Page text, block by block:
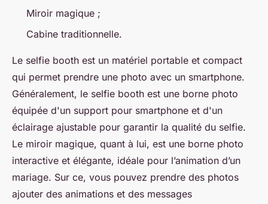
Miroir magique ;
Cabine traditionnelle.
Le selfie booth est un matériel portable et compact
qui permet prendre une photo avec un smartphone.
Généralement, le selfie booth est une borne photo
équipée d'un support pour smartphone et d'un
éclairage ajustable pour garantir la qualité du selfie.
Le miroir magique, quant à lui, est une borne photo
interactive et élégante, idéale pour l’animation d’un
mariage. Sur ce, vous pouvez prendre des photos
ajouter des animations et des messages